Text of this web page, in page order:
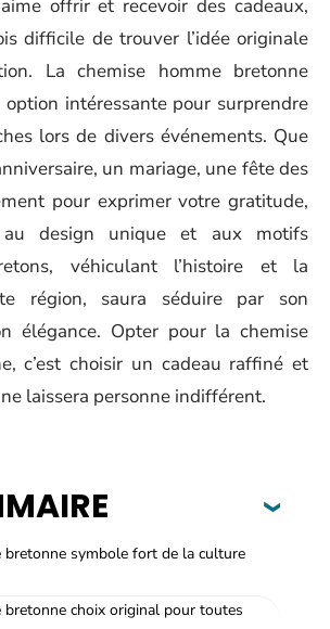
offrir et recevoir des cadeaux,
difficile de trouver l’idée originale
La chemise homme bretonne
option intéressante pour surprendre
lors de divers événements. Que
un mariage, une fête des
pour exprimer votre gratitude,
au design unique et aux motifs
véhiculant l’histoire et la
région, saura séduire par son
élégance. Opter pour la chemise
c’est choisir un cadeau raffiné et
laissera personne indifférent.
bretonne symbole fort de la culture
bretonne choix original pour toutes